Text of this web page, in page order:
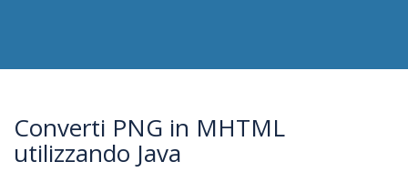
Converti PNG in MHTML
utilizzando Java